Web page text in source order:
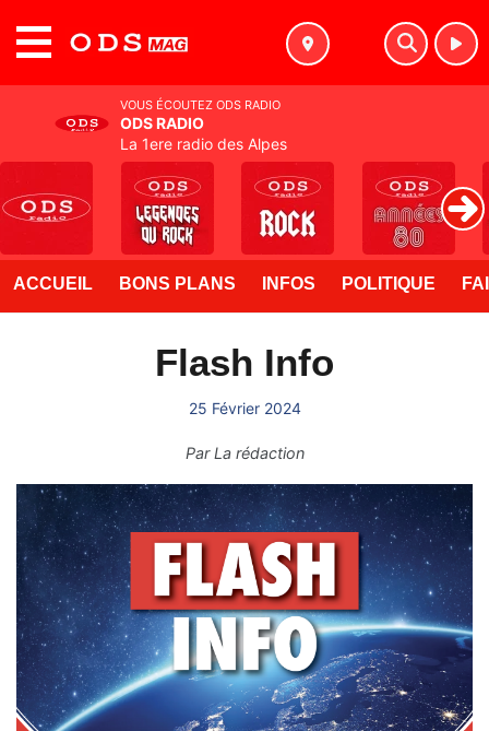
ACCUEIL BONS PLANS INFOS POLITIQUE
Flash Info
25 Février 2024
ParLa rédaction
VOUS ÉCOUTEZ ODS RADIO
ODS RADIO
La 1ere radio des Alpes